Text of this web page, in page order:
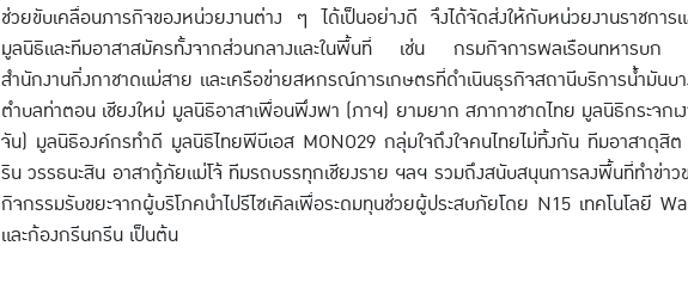
ช่วยขับเคลื่อนภารกิจของหน่วยงานต่าง ๆ ได้เป็นอย่างดี จึงได้จัดส่งให้กับหน่วยงานราชกา
มูลนิธิและทีมอาสาสมัครทั้งจากส่วนกลางและในพื้นที่ เช่น กรมกิจการพลเรือนทหารบ
สำนักงานกิ่งกาชาดแม่สาย และเครือข่ายสหกรณ์การเกษตรที่ดำเนินธุรกิจสถานีบริการน้ำมันบ
ตำบลท่าตอน เชียงใหม่ มูลนิธิอาสาเพื่อนพึ่งพา (ภาฯ) ยามยาก สภากาชาดไทย มูลนิธิกระจกเ
จัน) มูลนิธิองค์กรทำดี มูลนิธิไทยพีบีเอส MONO29 กลุ่มใจถึงใจคนไทยไม่ทิ้งกัน ทีมอาสาดุสิต
ริน วรรธนะสิน อาสากู้ภัยแม่โจ้ ทีมรถบรรทุกเชียงราย ฯลฯ รวมถึงสนับสนุนการลงพื้นที่ทำข่าว
กิจกรรมรับขยะจากผู้บริโภคนำไปรีไซเคิลเพื่อระดมทุนช่วยผู้ประสบภัยโดย N15 เทคโนโลยี
และก้องกรีนกรีน เป็นต้น